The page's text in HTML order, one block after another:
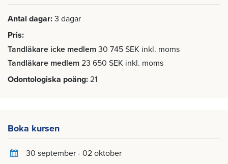
Antal dagar 3 dagar
Pris
Tandläkare icke medlem 30 745 SEK inkl. moms
Tandläkare medlem 23 650 SEK inkl. moms
Odontologiska poäng 21
Boka kursen
30 september - 02 oktober